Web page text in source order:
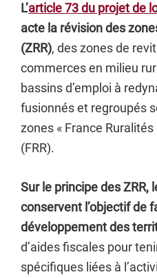
L’article 73 du projet de
acte la révision des
(ZRR), des zones de
commerces en milieu
bassins d’emploi à
fusionnés et regroupés
zones « France
(FRR).
Sur le principe des ZRR,
conservent l’objectif de
développement des
d’aides fiscales pour
spécifiques liées à